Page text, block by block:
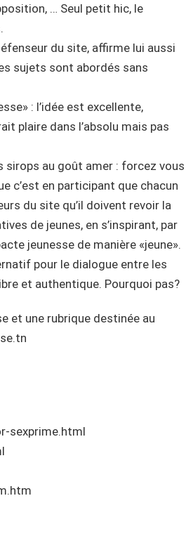
… Seul petit hic, le
du site, affirme lui aussi
sujets sont abordés sans
: l’idée est excellente,
plaire dans l’absolu mais pas
sirops au goût amer : forcez vous
c’est en participant que chacun
du site qu’il doivent revoir la
de jeunes, en s’inspirant, par
jeunesse de manière «jeune».
pour le dialogue entre les
et authentique. Pourquoi pas?
et une rubrique destinée au
sexprime.html